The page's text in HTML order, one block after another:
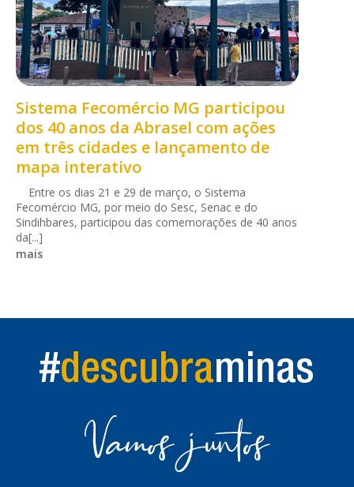
Sistema Fecomércio MG participou
dos 40 anos da Abrasel com ações
em três cidades e lançamento de
mapa interativo
Entre os dias 21 e 29 de março, o Sistema
Fecomércio MG, por meio do Sesc, Senac e do
Sindihbares, participou das comemorações de 40 anos
da[...]
mais
#descubraminas